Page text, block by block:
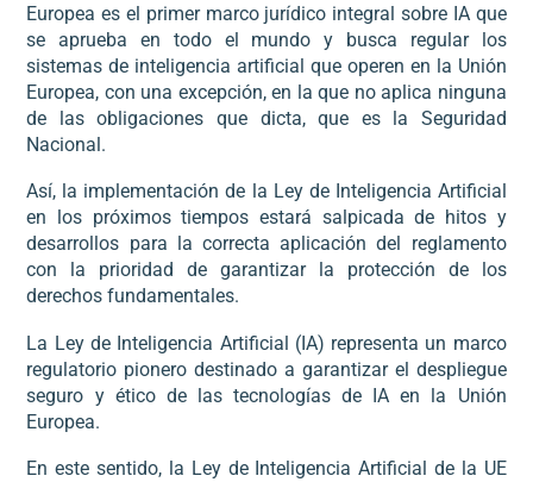
Europea es el primer marco jurídico integral sobre IA que
se aprueba en todo el mundo y busca regular los
sistemas de inteligencia artificial que operen en la Unión
Europea, con una excepción, en la que no aplica ninguna
de las obligaciones que dicta, que es la Seguridad
Nacional.
Así, la implementación de la Ley de Inteligencia Artificial
en los próximos tiempos estará salpicada de hitos y
desarrollos para la correcta aplicación del reglamento
con la prioridad de garantizar la protección de los
derechos fundamentales.
La Ley de Inteligencia Artificial (IA) representa un marco
regulatorio pionero destinado a garantizar el despliegue
seguro y ético de las tecnologías de IA en la Unión
Europea.
En este sentido, la Ley de Inteligencia Artificial de la UE